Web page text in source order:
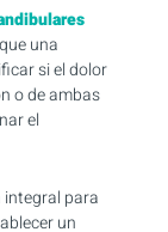
una
si el dolor
o de ambas
el
integral para
un